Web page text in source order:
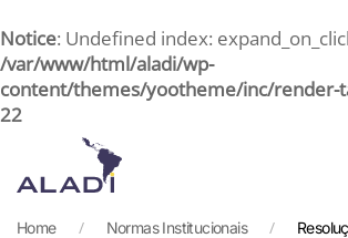
Notice: Undefined index:
/var/www/html/aladi/wp-
content/themes/yootheme/inc/render-
22
Skip
to
content
Home Normas Institucionais